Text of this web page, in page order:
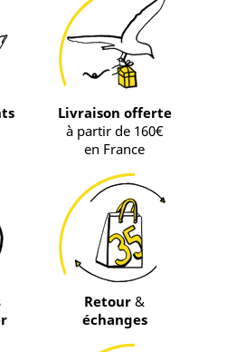
Livraison offerte
à partir de 160€
en France
Retour &
échanges